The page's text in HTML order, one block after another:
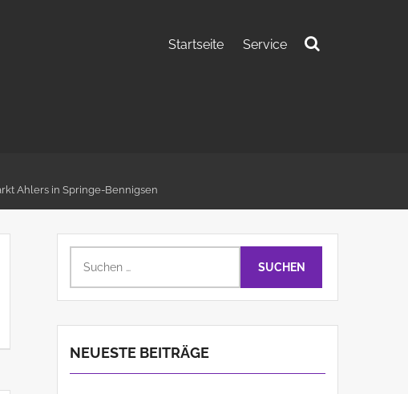
Startseite Service
Ahlers in Springe-Bennigsen
nach:
NEUESTE BEITRÄGE